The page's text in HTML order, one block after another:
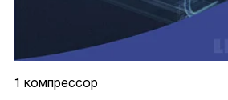
1 компрессор